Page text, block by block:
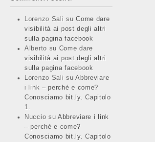
Lorenzo Sali suCome dare
visibilità ai post degli altri
sulla pagina facebook
Alberto su Come dare
visibilità ai post degli altri
sulla pagina facebook
Lorenzo Sali suAbbreviare
i link – perché e come?
Conosciamo bit.ly. Capitolo
1.
Nuccio suAbbreviare i link
– perché e come?
Conosciamo bit.ly. Capitolo